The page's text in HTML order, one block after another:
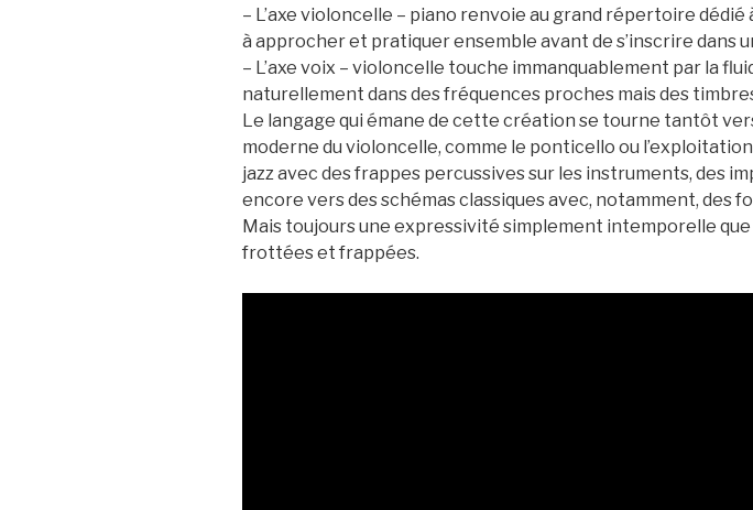
– L’axe violoncelle – piano renvoie au grand répertoire
à approcher et pratiquer ensemble avant de s’inscrire dans
– L’axe voix – violoncelle touche immanquablement par la
naturellement dans des fréquences proches mais des
Le langage qui émane de cette création se tourne tantôt
moderne du violoncelle, comme le ponticello ou
jazz avec des frappes percussives sur les instruments, des
encore vers des schémas classiques avec, notamment, des
Mais toujours une expressivité simplement intemporelle
frottées et frappées.